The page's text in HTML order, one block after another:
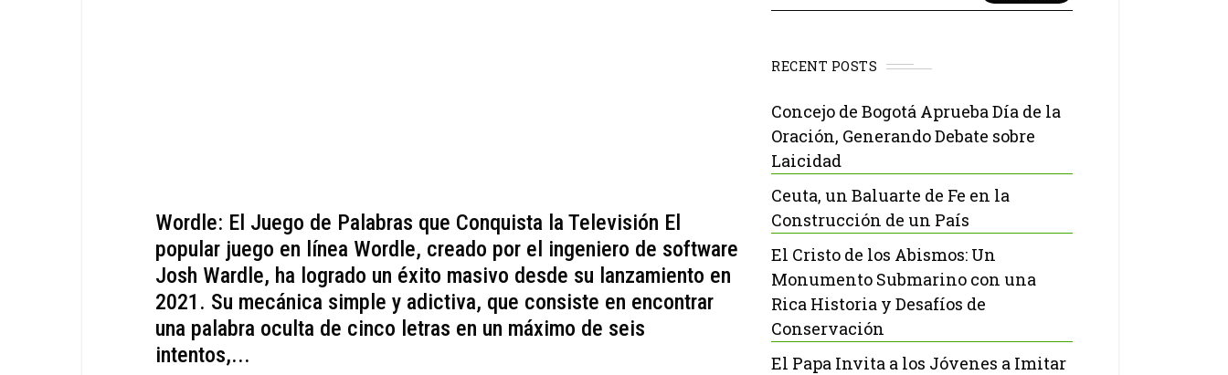
Wordle: El Juego de Palabras que Conquista la Televisión El
popular juego en línea Wordle, creado por el ingeniero de software
Josh Wardle, ha logrado un éxito masivo desde su lanzamiento en
2021. Su mecánica simple y adictiva, que consiste en encontrar
una palabra oculta de cinco letras en un máximo de seis
intentos,...
RECENT POSTS
Concejo de Bogotá Aprueba Día de la
Oración, Generando Debate sobre
Laicidad
Ceuta, un Baluarte de Fe en la
Construcción de un País
El Cristo de los Abismos: Un
Monumento Submarino con una
Rica Historia y Desafíos de
Conservación
El Papa Invita a los Jóvenes a Imitar